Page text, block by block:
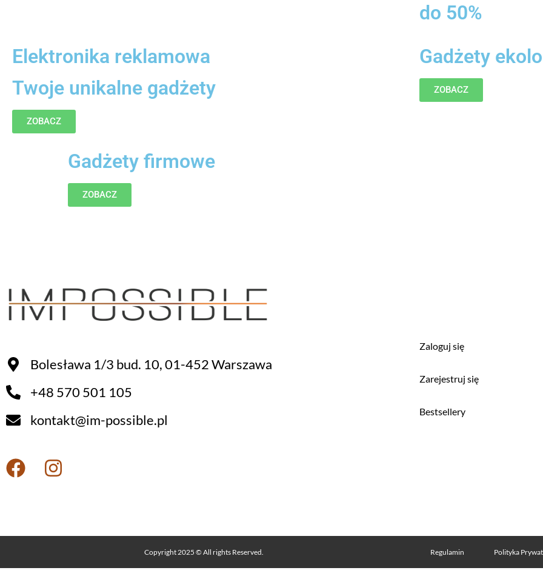
do 50%
Elektronika reklamowa
Twoje unikalne gadżety
ZOBACZ
Gadżety
ZOBACZ
Gadżety firmowe
ZOBACZ
Bolesława 1/3 bud. 10, 01-452 Warszawa
+48 570 501 105
kontakt@im-possible.pl
Zaloguj się
Zarejestruj się
Bestsellery
Copyright 2025 © All rights Reserved. Regulamin Polityka